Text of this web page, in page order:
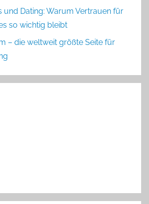
und Dating: Warum Vertrauen für
so wichtig bleibt
– die weltweit größte Seite für